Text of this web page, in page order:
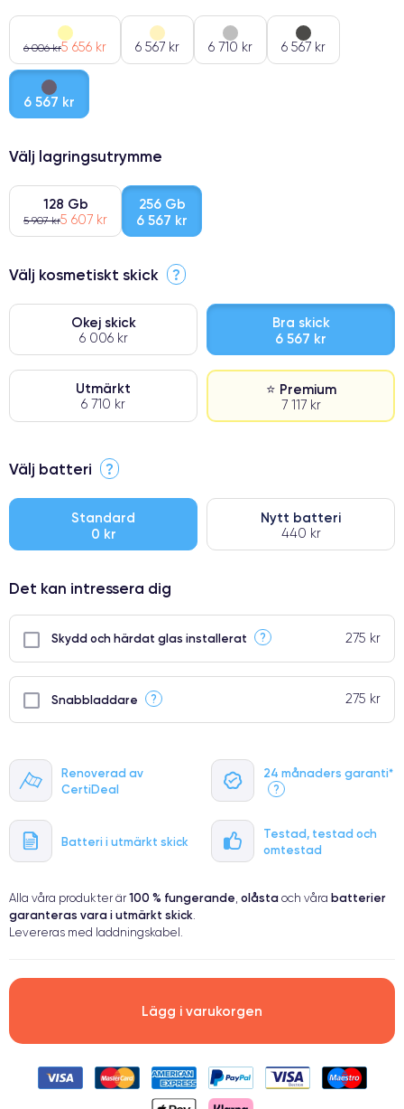
Renoverad av
CertiDeal
24 månaders garanti*
?
Batteri i utmärkt skick
Testad, testad och
omtestad
6 006 kr5 656 kr 6 567 kr 6 710 kr 6 567 kr
6 567 kr
Välj lagringsutrymme
128 Gb
5 907 kr5 607 kr
256 Gb
6 567 kr
Välj kosmetiskt skick ?
Okej skick
6 006 kr
Bra skick
6 567 kr
Utmärkt
6 710 kr
⭐ Premium
7 117 kr
⭐ Premium
● Oklanderlig kvalitetsskärm
● Endast 5% av våra telefoner har premiumklassning
Välj batteri ?
Standard
0 kr
Nytt batteri
440 kr
Det kan intressera dig
Skydd och härdat glas installerat ? 275 kr
Snabbladdare ? 275 kr
Alla våra produkter är 100 % fungerande, olåsta och våra batterier
garanteras vara i utmärkt skick.
Levereras med laddningskabel.
Lägg i varukorgen